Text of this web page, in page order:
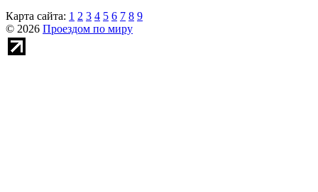
Карта сайта: 1 2 3 4 5 6 7 8 9
© 2026 Проездом по миру